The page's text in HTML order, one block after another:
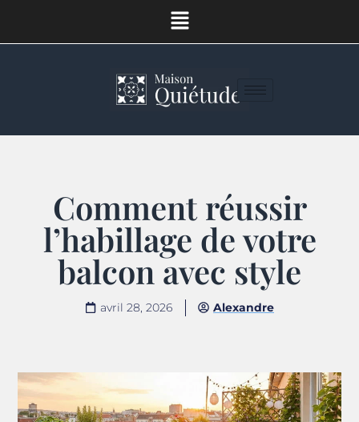
Comment réussir
l’habillage de votre
balcon avec style
avril 28, 2026 Alexandre